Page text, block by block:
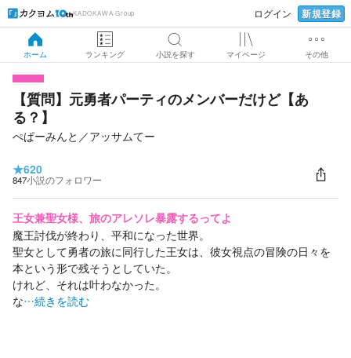
KADOKAWA Group ログイン 新規登録
ホーム ランキング 小説を探す マイページ その他
【質問】元勇者パーティのメンバーだけど【あ
る？】
ぺぱーみんと／アッサムてー
★620
847小説のフォロワー
王女兼聖女様、旅のアレソレ暴露するってよ
魔王討伐が終わり、平和になった世界。
聖女として勇者の旅に同行した王女は、彼女視点の冒険の日々を
本という形で残そうとしていた。
けれど、それは叶わなかった。
な…続きを読む